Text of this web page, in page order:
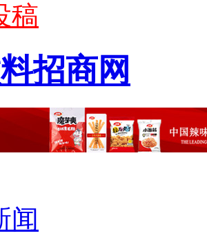
稿
招商网
闻